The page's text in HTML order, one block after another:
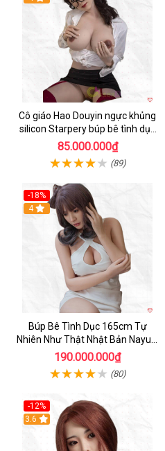
Cô giáo Hao Douyin ngực khủng
silicon Starpery búp bê tình dục
cao cấp 172cm
85.000.000₫
(89)
-18%
4
Búp Bê Tình Dục 165cm Tự
Nhiên Như Thật Nhật Bản Nayuki
Cao Cấp
190.000.000₫
(80)
-12%
3.6